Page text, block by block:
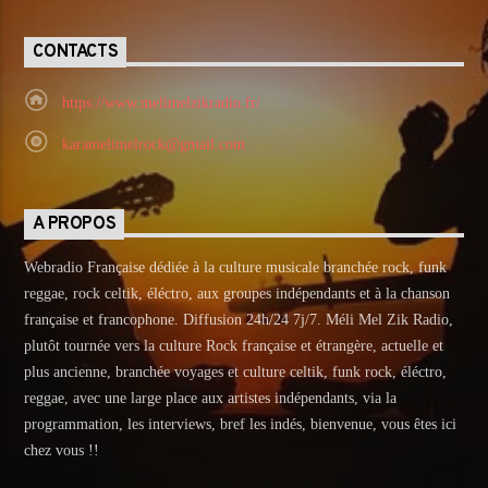
Artiste
Emission en cours
100% BREIZ ROCK
19:00 20:00
MéliMelZikRadio
CONTACTS
https://www.melimelzikradio.fr/
karamelimelrock@gmail.com
A PROPOS
Webradio Française dédiée à la culture musicale branchée rock, funk
reggae, rock celtik, éléctro, aux groupes indépendants et à la chanson
française et francophone. Diffusion 24h/24 7j/7. Méli Mel Zik Radio,
plutôt tournée vers la culture Rock française et étrangère, actuelle et
plus ancienne, branchée voyages et culture celtik, funk rock, éléctro,
reggae, avec une large place aux artistes indépendants, via la
programmation, les interviews, bref les indés, bienvenue, vous êtes ici
chez vous !!